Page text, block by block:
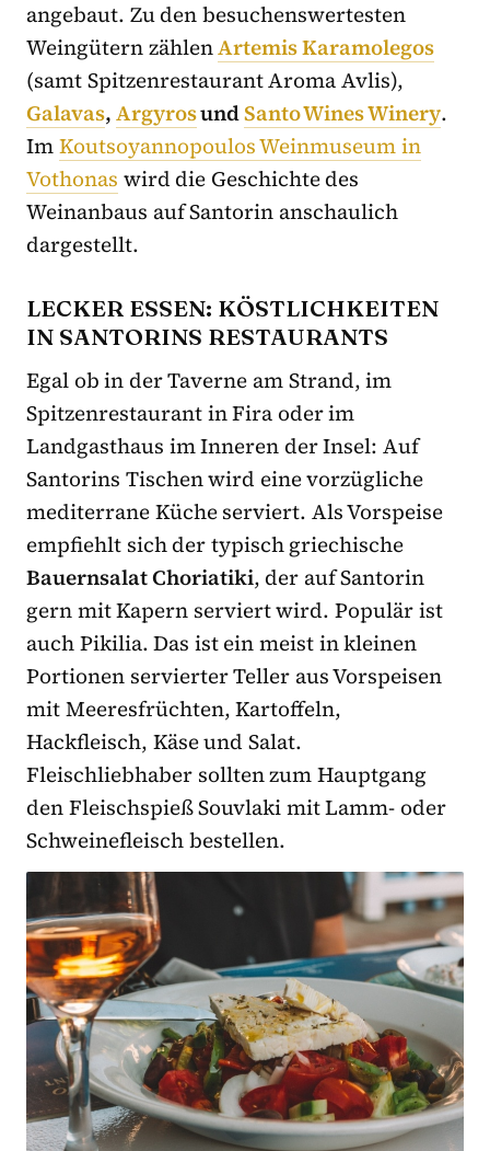
angebaut. Zu den besuchenswertesten
Weingütern zählenArtemis Karamolegos
(samt Spitzenrestaurant Aroma Avlis),
Galavas,ArgyrosundSanto Wines Winery.
ImKoutsoyannopoulos Weinmuseum in
Vothonas wird die Geschichte des
Weinanbaus auf Santorin anschaulich
dargestellt.
LECKER ESSEN: KÖSTLICHKEITEN
IN SANTORINS RESTAURANTS
Egal ob in der Taverne am Strand, im
Spitzenrestaurant in Fira oder im
Landgasthaus im Inneren der Insel: Auf
Santorins Tischen wird eine vorzügliche
mediterrane Küche serviert. Als Vorspeise
empfiehlt sich der typisch griechische
Bauernsalat Choriatiki, der auf Santorin
gern mit Kapern serviert wird. Populär ist
auch Pikilia. Das ist ein meist in kleinen
Portionen servierter Teller aus Vorspeisen
mit Meeresfrüchten, Kartoffeln,
Hackfleisch, Käse und Salat.
Fleischliebhaber sollten zum Hauptgang
den Fleischspieß Souvlaki mit Lamm- oder
Schweinefleisch bestellen.